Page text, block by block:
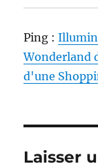
Ping :
Wonderland
d'une
Laisser